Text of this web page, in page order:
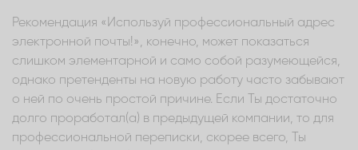
Рекомендация «Используй профессиональный адрес
электронной почты!», конечно, может показаться
слишком элементарной и само собой разумеющейся,
однако претенденты на новую работу часто забывают
о ней по очень простой причине. Если Ты достаточно
долго проработал(а) в предыдущей компании, то для
профессиональной переписки, скорее всего, Ты